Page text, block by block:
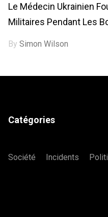
Le Médecin Ukrainien
Militaires Pendant Les
BySimon Wilson
Catégories
Société Incidents